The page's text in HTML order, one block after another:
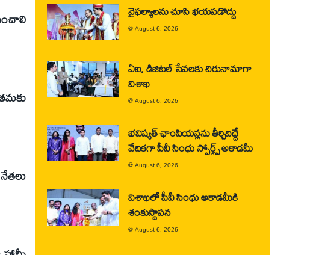
వైఫల్యాలను చూసి భయపడొద్దు
@August 6, 2026
ఏఐ, డిజిటల్ సేవలకు చిరునామాగా
విశాఖ
@August 6, 2026
భవిష్యత్ ఛాంపియన్లను తీర్చిదిద్దే
వేదికగా పీవీ సింధు స్పోర్ట్స్ అకాడమీ
@August 6, 2026
విశాఖలో పీవీ సింధు అకాడమీకి
శంకుస్థాపన
@August 6, 2026